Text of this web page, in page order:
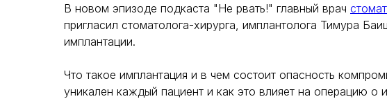
В новом эпизоде подкаста "Не рвать!" главный врач
пригласил стоматолога-хирурга, имплантолога Тимура
имплантации.
Что такое имплантация и в чем состоит опасность
уникален каждый пациент и как это влияет на операцию